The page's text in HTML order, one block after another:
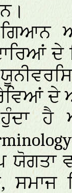
ਦੇ
ਦੇ
ਹੈ
ਸਮਾਜ